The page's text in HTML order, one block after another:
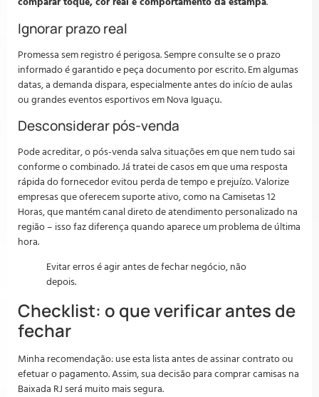
Ignorar prazo real
Promessa sem registro é perigosa. Sempre consulte se o prazo
informado é garantido e peça documento por escrito. Em algumas
datas, a demanda dispara, especialmente antes do início de aulas
ou grandes eventos esportivos em Nova Iguaçu.
Desconsiderar pós-venda
Pode acreditar, o pós-venda salva situações em que nem tudo sai
conforme o combinado. Já tratei de casos em que uma resposta
rápida do fornecedor evitou perda de tempo e prejuízo. Valorize
empresas que oferecem suporte ativo, como na Camisetas 12
Horas, que mantém canal direto de atendimento personalizado na
região – isso faz diferença quando aparece um problema de última
hora.
Evitar erros é agir antes de fechar negócio, não
depois.
Checklist: o que verificar antes de
fechar
Minha recomendação: use esta lista antes de assinar contrato ou
efetuar o pagamento. Assim, sua decisão para comprar camisas na
Baixada RJ será muito mais segura.